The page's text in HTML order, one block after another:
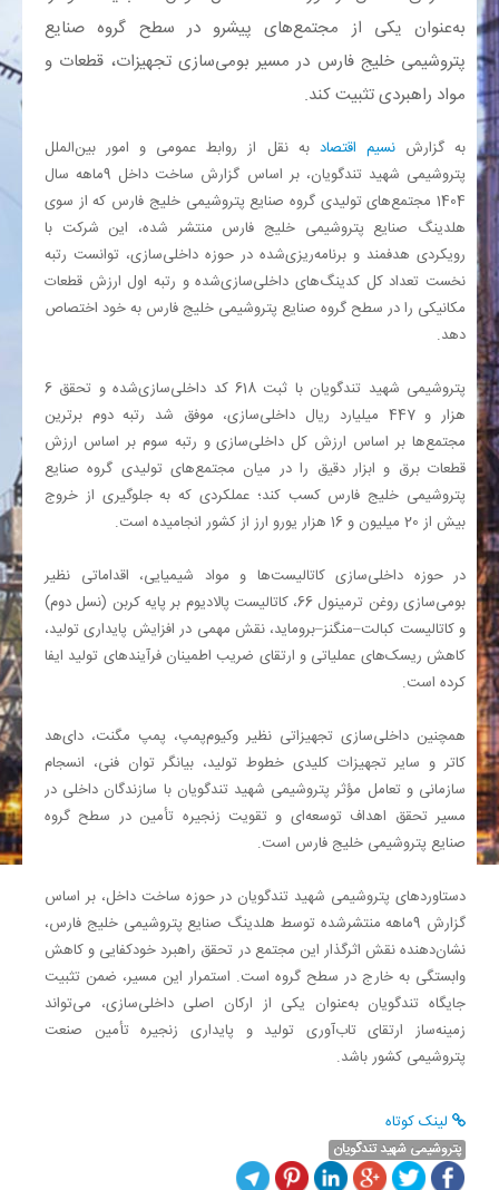
به‌عنوان یکی از مجتمع‌های پیشرو در سطح گروه صنایع
پتروشیمی خلیج فارس در مسیر بومی‌سازی تجهیزات، قطعات و
مواد راهبردی تثبیت کند.
به گزارش نسیم اقتصاد به نقل از روابط عمومی و امور بین‌الملل
پتروشیمی شهید تندگویان، بر اساس گزارش ساخت داخل 9ماهه سال
1404 مجتمع‌های تولیدی گروه صنایع پتروشیمی خلیج فارس که از سوی
هلدینگ صنایع پتروشیمی خلیج فارس منتشر شده، این شرکت با
رویکردی هدفمند و برنامه‌ریزی‌شده در حوزه داخلی‌سازی، توانست رتبه
نخست تعداد کل کدینگ‌های داخلی‌سازی‌شده و رتبه اول ارزش قطعات
مکانیکی را در سطح گروه صنایع پتروشیمی خلیج فارس به خود اختصاص
دهد.
پتروشیمی شهید تندگویان با ثبت 618 کد داخلی‌سازی‌شده و تحقق 6
هزار و 447 میلیارد ریال داخلی‌سازی، موفق شد رتبه دوم برترین
مجتمع‌ها بر اساس ارزش کل داخلی‌سازی و رتبه سوم بر اساس ارزش
قطعات برق و ابزار دقیق را در میان مجتمع‌های تولیدی گروه صنایع
پتروشیمی خلیج فارس کسب کند؛ عملکردی که به جلوگیری از خروج
بیش از 20 میلیون و 16 هزار یورو ارز از کشور انجامیده است
.
در حوزه داخلی‌سازی کاتالیست‌ها و مواد شیمیایی، اقداماتی نظیر
بومی‌سازی روغن ترمینول 66، کاتالیست پالادیوم بر پایه کربن (نسل دوم)
و کاتالیست کبالت–منگنز–بروماید، نقش مهمی در افزایش پایداری تولید،
کاهش ریسک‌های عملیاتی و ارتقای ضریب اطمینان فرآیندهای تولید ایفا
کرده است.
همچنین داخلی‌سازی تجهیزاتی نظیر وکیوم‌پمپ، پمپ مگنت، دای‌هد
کاتر و سایر تجهیزات کلیدی خطوط تولید، بیانگر توان فنی، انسجام
سازمانی و تعامل مؤثر پتروشیمی شهید تندگویان با سازندگان داخلی در
مسیر تحقق اهداف توسعه‌ای و تقویت زنجیره تأمین در سطح گروه
صنایع پتروشیمی خلیج فارس است.
دستاوردهای پتروشیمی شهید تندگویان در حوزه ساخت داخل، بر اساس
گزارش 9ماهه منتشرشده توسط هلدینگ صنایع پتروشیمی خلیج فارس،
نشان‌دهنده نقش اثرگذار این مجتمع در تحقق راهبرد خودکفایی و کاهش
وابستگی به خارج در سطح گروه است. استمرار این مسیر، ضمن تثبیت
جایگاه تندگویان به‌عنوان یکی از ارکان اصلی داخلی‌سازی، می‌تواند
زمینه‌ساز ارتقای تاب‌آوری تولید و پایداری زنجیره تأمین صنعت
پتروشیمی کشور باشد.
لینک کوتاه
پتروشیمی شهید تندگویان